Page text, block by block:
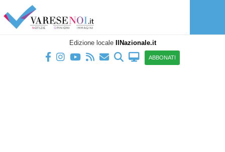
Edizione locale IlNazionale.it
ABBONATI